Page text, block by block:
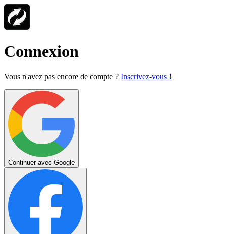
Connexion
Vous n'avez pas encore de compte ? Inscrivez-vous !
Continuer avec Google